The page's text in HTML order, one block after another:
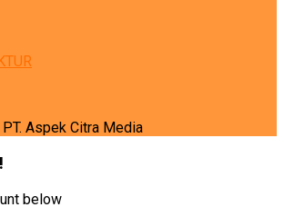
Aspek Citra Media
below